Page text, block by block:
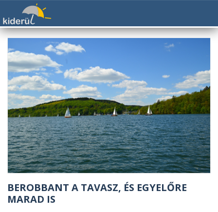
BEROBBANT A TAVASZ, ÉS EGYELŐRE
MARAD IS